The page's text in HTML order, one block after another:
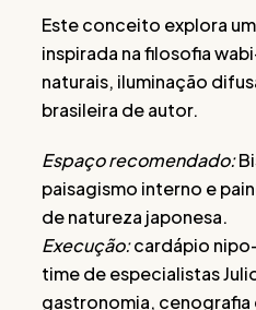
Este conceito explora
inspirada na filosofia
naturais, iluminação
brasileira de autor.
Espaço recomendado:
paisagismo interno e
de natureza japonesa.
Execução:cardápio
time de especialistas
gastronomia, cenografia